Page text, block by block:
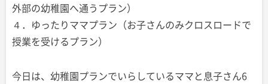
外部の幼稚園へ通うプラン）
４．ゆったりママプラン（お子さんのみクロスロードで
授業を受けるプラン）
今日は、幼稚園プランでいらしているママと息子さん6